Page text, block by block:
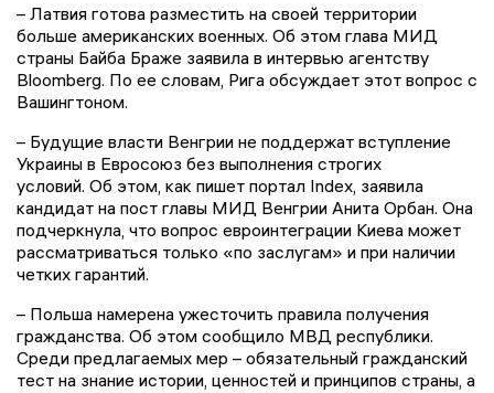
– Латвия готова разместить на своей территории
больше американских военных. Об этом глава МИД
страны Байба Браже заявила в интервью агентству
Bloomberg. По ее словам, Рига обсуждает этот вопрос с
Вашингтоном.
– Будущие власти Венгрии не поддержат вступление
Украины в Евросоюз без выполнения строгих
условий. Об этом, как пишет портал Index, заявила
кандидат на пост главы МИД Венгрии Анита Орбан. Она
подчеркнула, что вопрос евроинтеграции Киева может
рассматриваться только «по заслугам» и при наличии
четких гарантий.
– Польша намерена ужесточить правила получения
гражданства. Об этом сообщило МВД республики.
Среди предлагаемых мер – обязательный гражданский
тест на знание истории, ценностей и принципов страны, а